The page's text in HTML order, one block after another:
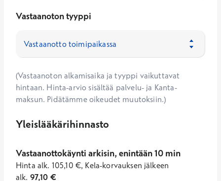
Vastaanoton tyyppi
(Vastaanoton alkamisaika ja tyyppi vaikuttavat
hintaan. Hinta-arvio sisältää palvelu- ja Kanta-
maksun. Pidätämme oikeudet muutoksiin.)
Yleislääkärihinnasto
Vastaanottokäynti arkisin, enintään 10 min
Hinta alk. 105,10 €, Kela-korvauksen jälkeen
alk. 97,10 €